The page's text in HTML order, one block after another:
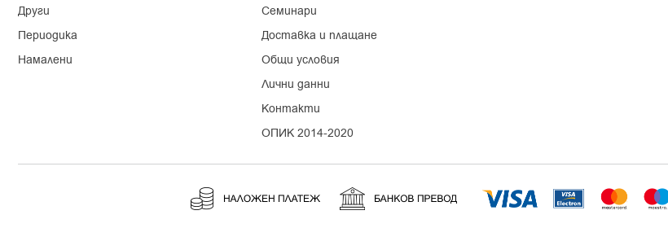
Други
Периодика
Намалени
Семинари
Доставка и плащане
Общи условия
Лични данни
Контакти
ОПИК 2014-2020